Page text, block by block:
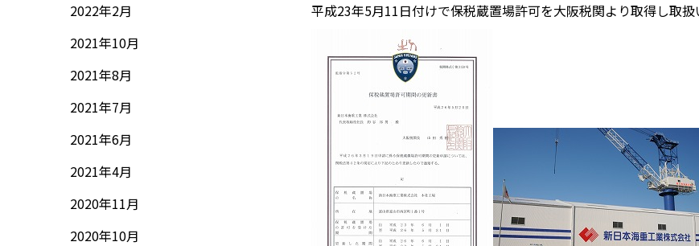
2022年2月
2021年10月
2021年8月
2021年7月
2021年6月
2021年4月
2020年11月
2020年10月
平成23年5月11日付けで保税蔵置場許可を大阪税関より取得し取